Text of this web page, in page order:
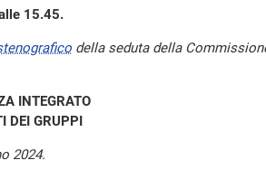
15.45.
della seduta della
INTEGRATO
DEI GRUPPI
2024.